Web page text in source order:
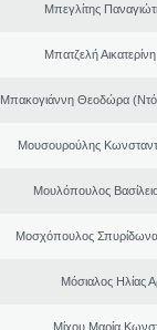
Μπεγλίτης
Μπατζελή
Μπακογιάννη Θεοδώρα
Μουσουρούλης
Μουλόπουλος
Μοσχόπουλος
Μόσιαλος Ηλίας
Μίχου Μαρία